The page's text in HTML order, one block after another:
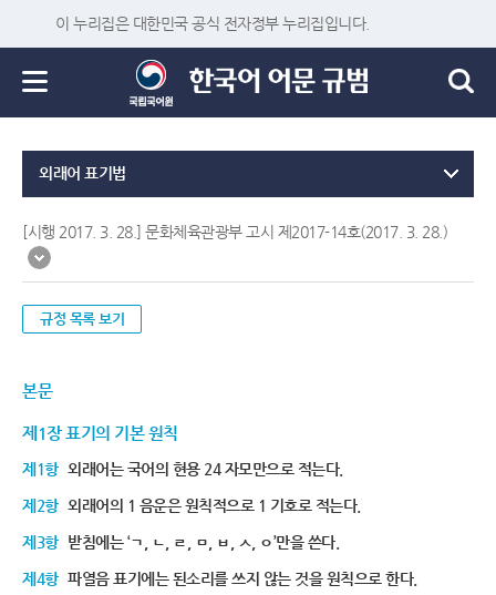
이 누리집은 대한민국 공식 전자정부 누리집입니다.
외래어 표기법
[시행 2017. 3. 28.] 문화체육관광부 고시 제2017-14호(2017. 3. 28.)
규정 목록 보기
본문
제1장 표기의 기본 원칙
제1항 외래어는 국어의 현용 24 자모만으로 적는다.
제2항 외래어의 1 음운은 원칙적으로 1 기호로 적는다.
제3항 받침에는 ‘ㄱ, ㄴ, ㄹ, ㅁ, ㅂ, ㅅ, ㅇ’만을 쓴다.
제4항 파열음 표기에는 된소리를 쓰지 않는 것을 원칙으로 한다.